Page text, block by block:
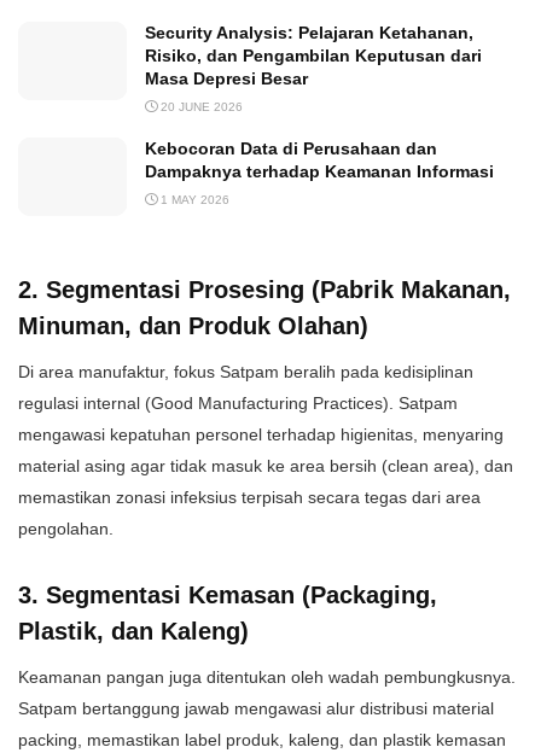
Security Analysis: Pelajaran Ketahanan,
Risiko, dan Pengambilan Keputusan dari
Masa Depresi Besar
20 JUNE 2026
Kebocoran Data di Perusahaan dan
Dampaknya terhadap Keamanan Informasi
1 MAY 2026
​2. Segmentasi Prosesing (Pabrik Makanan,
Minuman, dan Produk Olahan)
​Di area manufaktur, fokus Satpam beralih pada kedisiplinan
regulasi internal (Good Manufacturing Practices). Satpam
mengawasi kepatuhan personel terhadap higienitas, menyaring
material asing agar tidak masuk ke area bersih (clean area), dan
memastikan zonasi infeksius terpisah secara tegas dari area
pengolahan.
​3. Segmentasi Kemasan (Packaging,
Plastik, dan Kaleng)
​Keamanan pangan juga ditentukan oleh wadah pembungkusnya.
Satpam bertanggung jawab mengawasi alur distribusi material
packing, memastikan label produk, kaleng, dan plastik kemasan